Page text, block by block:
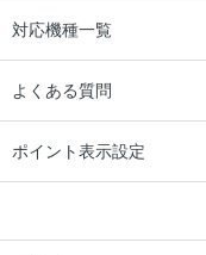
対応機種一覧
よくある質問
ポイント表示設定